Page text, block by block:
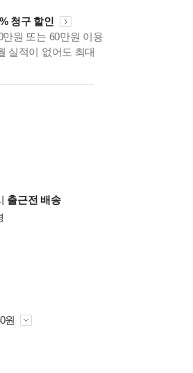
청구 할인
원 또는 60만원 이용
실적이 없어도 최대
출근전 배송
원